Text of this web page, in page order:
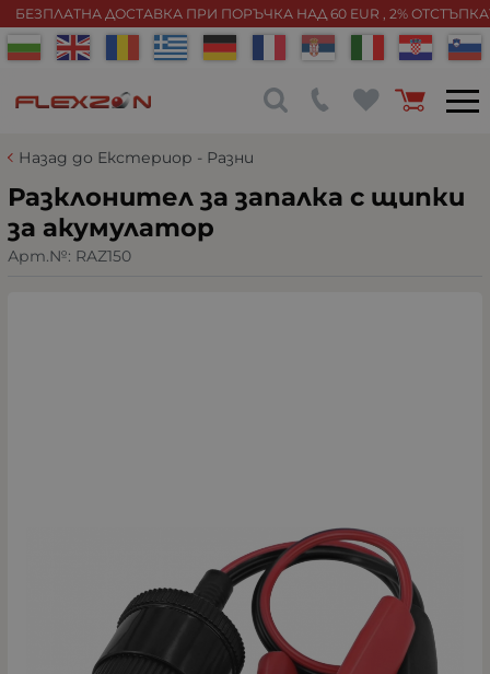
БЕЗПЛАТНА ДОСТАВКА ПРИ ПОРЪЧКА НАД 60 EUR , 2%
Назад до Екстериор - Разни
Разклонител за запалка с щипки
за акумулатор
Арт.№: RAZ150